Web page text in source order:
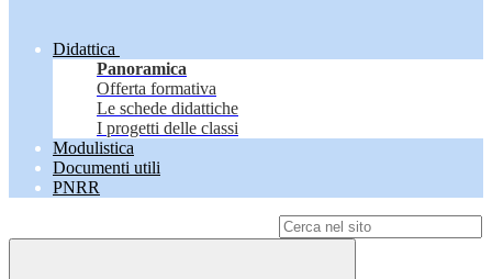
Didattica
Panoramica
Offerta formativa
Le schede didattiche
I progetti delle classi
Modulistica
Documenti utili
PNRR